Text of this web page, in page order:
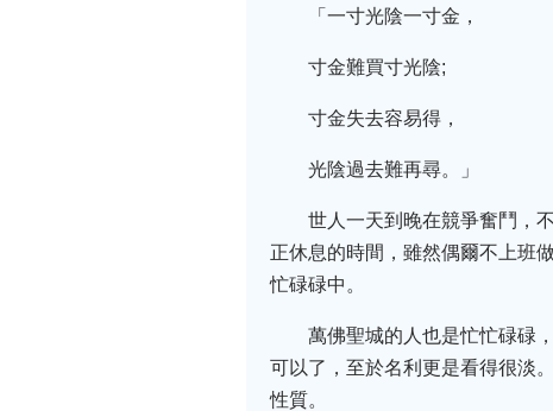
「一寸光陰一寸金，
寸金難買寸光陰;
寸金失去容易得，
光陰過去難再尋。」
世人一天到晚在競爭奮鬥，
正休息的時間，雖然偶爾不上班
忙碌碌中。
萬佛聖城的人也是忙忙碌碌
可以了，至於名利更是看得很淡
性質。